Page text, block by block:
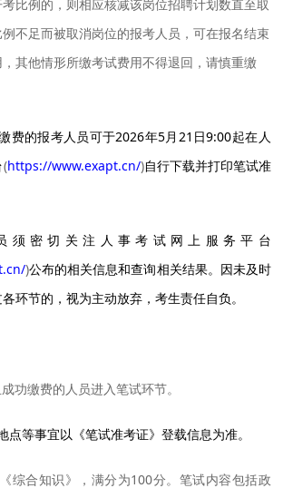
比例的，则相应核减该岗位招聘计划数直至取
不足而被取消岗位的报考人员，可在报名结束
其他情形所缴考试费用不得退回，请慎重缴
费的报考人员可于2026年5月21日9:00起在人
(https://www.exapt.cn/)自行下载并打印笔试准
须密切关注人事考试网上服务平台
)公布的相关信息和查询相关结果。因未及时
环节的，视为主动放弃，考生责任自负。
功缴费的人员进入笔试环节。
点等事宜以《笔试准考证》登载信息为准。
综合知识》，满分为100分。笔试内容包括政